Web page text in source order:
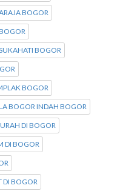
BOGOR
BOGOR
BOGOR
BOGOR INDAH BOGOR
DI BOGOR
DI BOGOR
DI BOGOR